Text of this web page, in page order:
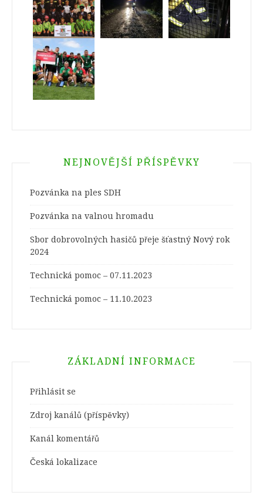
NEJNOVĚJŠÍ PŘÍSPĚVKY
Pozvánka na ples SDH
Pozvánka na valnou hromadu
Sbor dobrovolných hasičů přeje šťastný Nový rok
2024
Technická pomoc – 07.11.2023
Technická pomoc – 11.10.2023
ZÁKLADNÍ INFORMACE
Přihlásit se
Zdroj kanálů (příspěvky)
Kanál komentářů
Česká lokalizace